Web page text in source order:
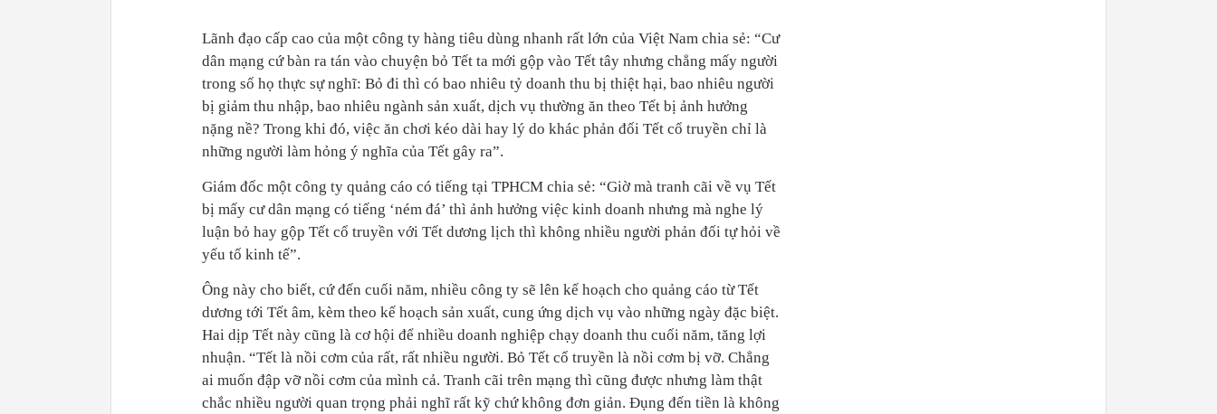
Lãnh đạo cấp cao của một công ty hàng tiêu dùng nhanh rất lớn của Việt Nam chia sẻ: “Cư
dân mạng cứ bàn ra tán vào chuyện bỏ Tết ta mới gộp vào Tết tây nhưng chẳng mấy người
trong số họ thực sự nghĩ: Bỏ đi thì có bao nhiêu tỷ doanh thu bị thiệt hại, bao nhiêu người
bị giảm thu nhập, bao nhiêu ngành sản xuất, dịch vụ thường ăn theo Tết bị ảnh hưởng
nặng nề? Trong khi đó, việc ăn chơi kéo dài hay lý do khác phản đối Tết cổ truyền chỉ là
những người làm hỏng ý nghĩa của Tết gây ra”.
Giám đốc một công ty quảng cáo có tiếng tại TPHCM chia sẻ: “Giờ mà tranh cãi về vụ Tết
bị mấy cư dân mạng có tiếng ‘ném đá’ thì ảnh hưởng việc kinh doanh nhưng mà nghe lý
luận bỏ hay gộp Tết cổ truyền với Tết dương lịch thì không nhiều người phản đối tự hỏi về
yếu tố kinh tế”.
Ông này cho biết, cứ đến cuối năm, nhiều công ty sẽ lên kế hoạch cho quảng cáo từ Tết
dương tới Tết âm, kèm theo kế hoạch sản xuất, cung ứng dịch vụ vào những ngày đặc biệt.
Hai dịp Tết này cũng là cơ hội để nhiều doanh nghiệp chạy doanh thu cuối năm, tăng lợi
nhuận. “Tết là nồi cơm của rất, rất nhiều người. Bỏ Tết cổ truyền là nồi cơm bị vỡ. Chẳng
ai muốn đập vỡ nồi cơm của mình cả. Tranh cãi trên mạng thì cũng được nhưng làm thật
chắc nhiều người quan trọng phải nghĩ rất kỹ chứ không đơn giản. Đụng đến tiền là không